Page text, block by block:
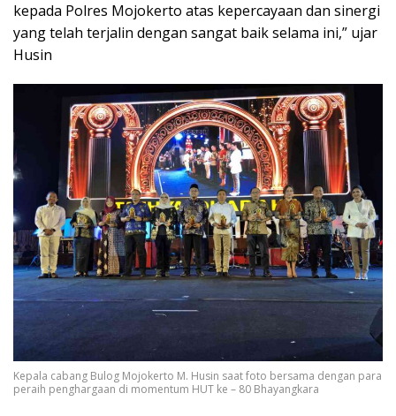
kepada Polres Mojokerto atas kepercayaan dan sinergi
yang telah terjalin dengan sangat baik selama ini,” ujar
Husin
Kepala cabang Bulog Mojokerto M. Husin saat foto bersama dengan para
peraih penghargaan di momentum HUT ke – 80 Bhayangkara